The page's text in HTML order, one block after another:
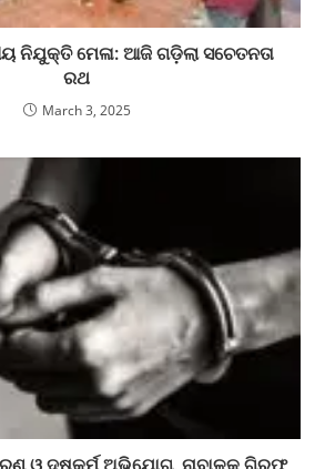
ନିଯୁକ୍ତି ମେଳା: ଆଜି ଗଡ଼ିଲା ସଚେତନତା
ରଥ
March 3, 2025